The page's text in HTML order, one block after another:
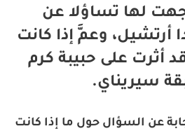
لها تساؤلا عن
أرتشيل، وعمَّ إذا كانت
أثرت على حبيبة كرم
سيريناي.
عن السؤال حول ما إذا كانت